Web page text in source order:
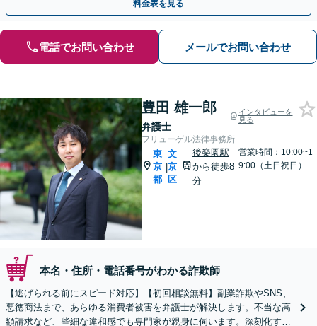
料金表を見る
電話でお問い合わせ メールでお問い合わせ
豊田 雄一郎
弁護士
インタビューを
見る
フリューゲル法律事務所
東
京
都
|
文
京
区
後楽園駅
から徒歩8
分
営業時間：10:00~1
9:00（土日祝日）
本名・住所・電話番号がわかる詐欺師
【逃げられる前にスピード対応】【初回相談無料】副業詐欺やSNS、
悪徳商法まで、あらゆる消費者被害を弁護士が解決します。不当な高
額請求など、些細な違和感でも専門家が親身に伺います。深刻化する